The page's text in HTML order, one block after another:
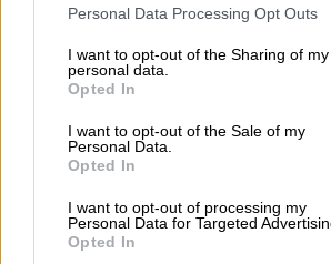
Personal Data Processing Opt Outs
I want to opt-out of the Sharing of my
personal data.
Opted In
I want to opt-out of the Sale of my
Personal Data.
Opted In
I want to opt-out of processing my
Personal Data for Targeted
Opted In
στις αγορές, οι «κρυμμένες» αξίες της
05.08.2026 - 08:37
Ιωάννης Μπολέτης – ΩΝΑΣΕΙΟ
04.08.2026 - 15:33
ERGO Hellas: Μέτρα στήριξης για τους
ασφαλισμένους της από τις πυρκαγιές
04.08.2026 - 12:40
Τράπεζα Κύπρου: Ενισχυμένες κατά 31%